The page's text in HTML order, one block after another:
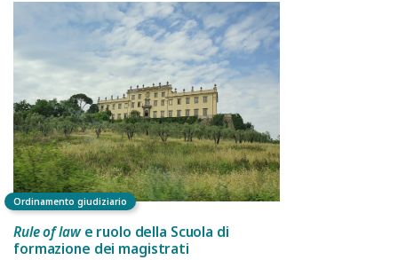
Ordinamento giudiziario
Rule of lawe ruolo della Scuola di
formazione dei magistrati